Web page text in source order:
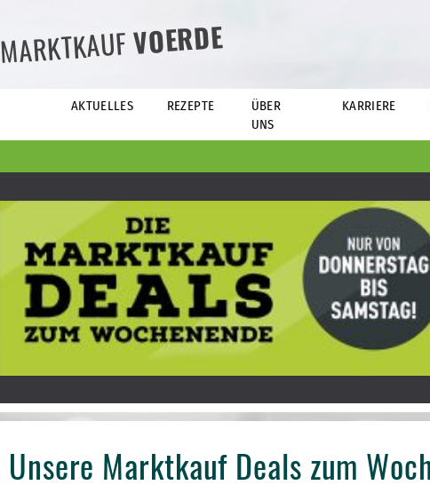
MARKTKAUFVOERDE
AKTUELLES REZEPTE
ÜBER
UNS
KARRIERE
Unsere Marktkauf Deals zum